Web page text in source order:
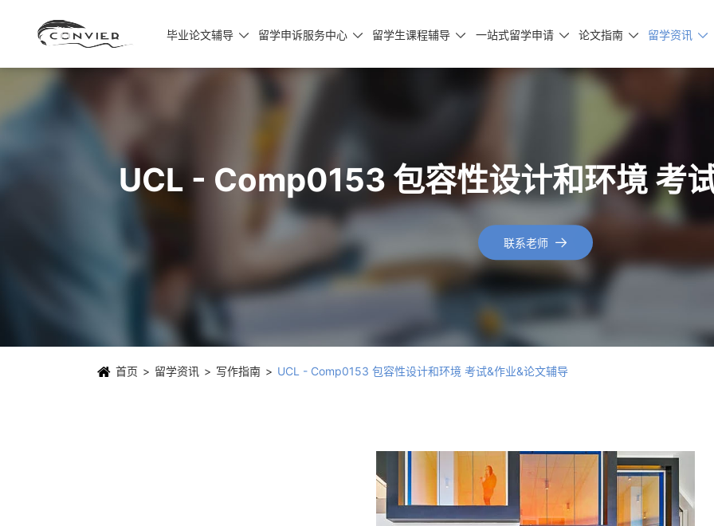
毕业论文辅导  留学申诉服务中心  留学生课程辅导  一站式留学申请  论文指南  留学资讯 
UCL - Comp0153 包容性设计和环境 考
联系老师 
首页 留学资讯 写作指南 UCL - Comp0153 包容性设计和环境 考试&作业&论文辅导